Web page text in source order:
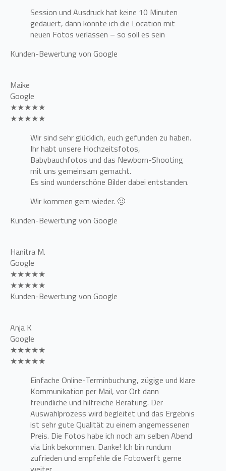
Session und Ausdruck hat keine 10 Minuten
gedauert, dann konnte ich die Location mit
neuen Fotos verlassen – so soll es sein
Kunden-Bewertung von Google
Maike
Google
★★★★★
★★★★★
Wir sind sehr glücklich, euch gefunden zu haben.
Ihr habt unsere Hochzeitsfotos,
Babybauchfotos und das Newborn-Shooting
mit uns gemeinsam gemacht.
Es sind wunderschöne Bilder dabei entstanden.
Wir kommen gern wieder. 🙂
Kunden-Bewertung von Google
Hanitra M.
Google
★★★★★
★★★★★
Kunden-Bewertung von Google
Anja K
Google
★★★★★
★★★★★
Einfache Online-Terminbuchung, zügige und klare
Kommunikation per Mail, vor Ort dann
freundliche und hilfreiche Beratung. Der
Auswahlprozess wird begleitet und das Ergebnis
ist sehr gute Qualität zu einem angemessenen
Preis. Die Fotos habe ich noch am selben Abend
via Link bekommen. Danke! Ich bin rundum
zufrieden und empfehle die Fotowerft gerne